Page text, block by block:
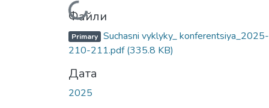
Вантажиться...
Файли
Primary Suchasni vyklyky_ konferentsiya_2025-
210-211.pdf(335.8 KB)
Дата
2025